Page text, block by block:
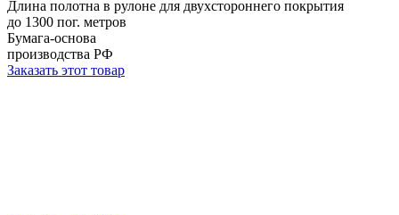
Длина полотна в рулоне для двухстороннего покрытия
до 1300 пог. метров
Бумага-основа
производства РФ
Заказать этот товар